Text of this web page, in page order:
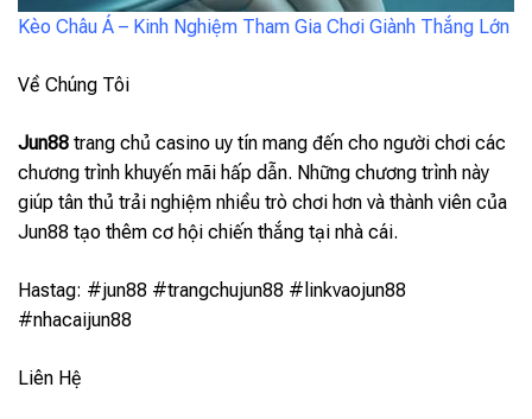
Kèo Châu Á – Kinh Nghiệm Tham Gia Chơi Giành Thắng Lớn
Về Chúng Tôi
Jun88 trang chủ casino uy tín mang đến cho người chơi các
chương trình khuyến mãi hấp dẫn. Những chương trình này
giúp tân thủ trải nghiệm nhiều trò chơi hơn và thành viên của
Jun88 tạo thêm cơ hội chiến thắng tại nhà cái.
Hastag: #jun88 #trangchujun88 #linkvaojun88
#nhacaijun88
Liên Hệ